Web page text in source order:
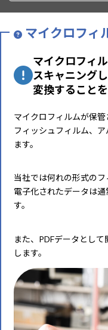
マイクロフィ
マイクロフィ
スキャニング
変換することを
マイクロフィルムが保管
フィッシュフィルム、
ます。
当社では何れの形式のフ
電子化されたデータは
す。
また、PDFデータとし
します。